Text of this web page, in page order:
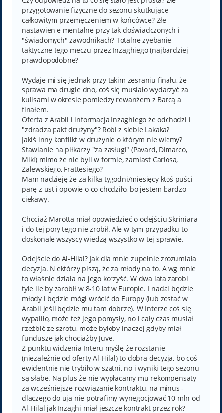
przygotowanie fizyczne do sezonu skutkujące
całkowitym przemęczeniem w końcówce? Złe
nastawienie mentalne przy tak doświadczonych i
"świadomych" zawodnikach? Totalne zyebanie
taktyczne tego meczu przez Inzaghiego (najbardziej
prawdopodobne?
Wydaje mi się jednak przy takim zesraniu finału, że
sprawa ma drugie dno, coś się musiało wydarzyć za
kulisami w okresie pomiedzy rewanżem z Barcą a
finałem.
Oferta z Arabii i informacja Inzaghiego że odchodzi i
"zdradza pakt drużyny"? Robi z siebie Lakaka?
Jakiś inny konflikt w drużynie o którym nie wiemy?
Stawianie na piłkarzy "za zasługi" (Pavard, Dimarco,
Miki) mimo że nie byli w formie, zamiast Carlosa,
Zalewskiego, Frattesiego?
Mam nadzieję że za kilka tygodni/miesięcy ktoś puści
parę z ust i opowie o co chodziło, bo jestem bardzo
ciekawy.
Chociaż Marotta miał opowiedzieć o odejściu Skriniara
i do tej pory tego nie zrobił. Ale w tym przypadku to
doskonale wszyscy wiedzą wszystko w tej sprawie.
Odejście do Al-Hilal? Jak dla mnie zupełnie zrozumiała
decyzja. Niektórzy piszą, że za młody na to. A wg mnie
to właśnie działa na jego korzyść. W dwa lata zarobi
tyle ile by zarobił w 8-10 lat w Europie. I nadal będzie
młody i będzie mógł wrócić do Europy (lub zostać w
Arabii jeśli będzie mu tam dobrze). W Interze coś się
wypaliło, może też jego pomysły, no i cały czas musiał
rzeźbić ze szrotu, może byłoby inaczej gdyby miał
fundusze jak chociażby Juve.
Z punktu widzenia Interu myślę że rozstanie
(niezależnie od oferty Al-Hilal) to dobra decyzja, bo coś
ewidentnie nie trybiło w szatni, no i wyniki tego sezonu
są słabe. Na plus że nie wypłacamy mu rekompensaty
za wcześniejsze rozwiązanie kontraktu, na minus -
dlaczego do uja nie potrafimy wynegocjować 10 mln od
Al-Hilal jak Inzaghi miał jeszcze kontrakt przez rok?